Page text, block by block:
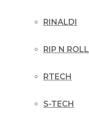
RINALDI
RIP N ROLL
RTECH
S-TECH